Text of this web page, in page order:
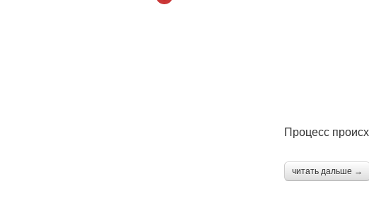
Процесс
читать дальше →